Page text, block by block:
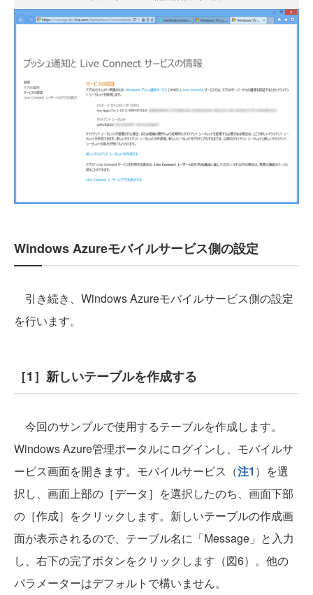
Windows Azureモバイルサービス側の設定
引き続き、Windows Azureモバイルサービス側の設定
を行います。
［1］新しいテーブルを作成する
今回のサンプルで使用するテーブルを作成します。
Windows Azure管理ポータルにログインし、モバイルサ
ービス画面を開きます。モバイルサービス（注1 ）を選
択し、画面上部の［データ］を選択したのち、画面下部
の［作成］をクリックします。新しいテーブルの作成画
面が表示されるので、テーブル名に「Message」と入力
し、右下の完了ボタンをクリックします（図6）。他の
パラメーターはデフォルトで構いません。